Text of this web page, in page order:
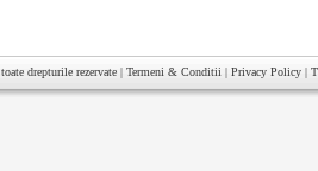
toate drepturile rezervate | Termeni & Conditii | Privacy Policy |